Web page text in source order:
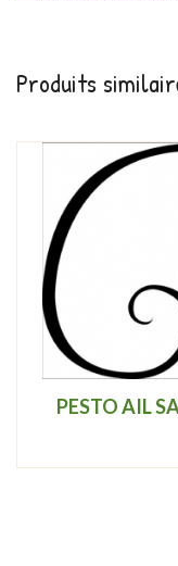
Produits
PESTO AIL